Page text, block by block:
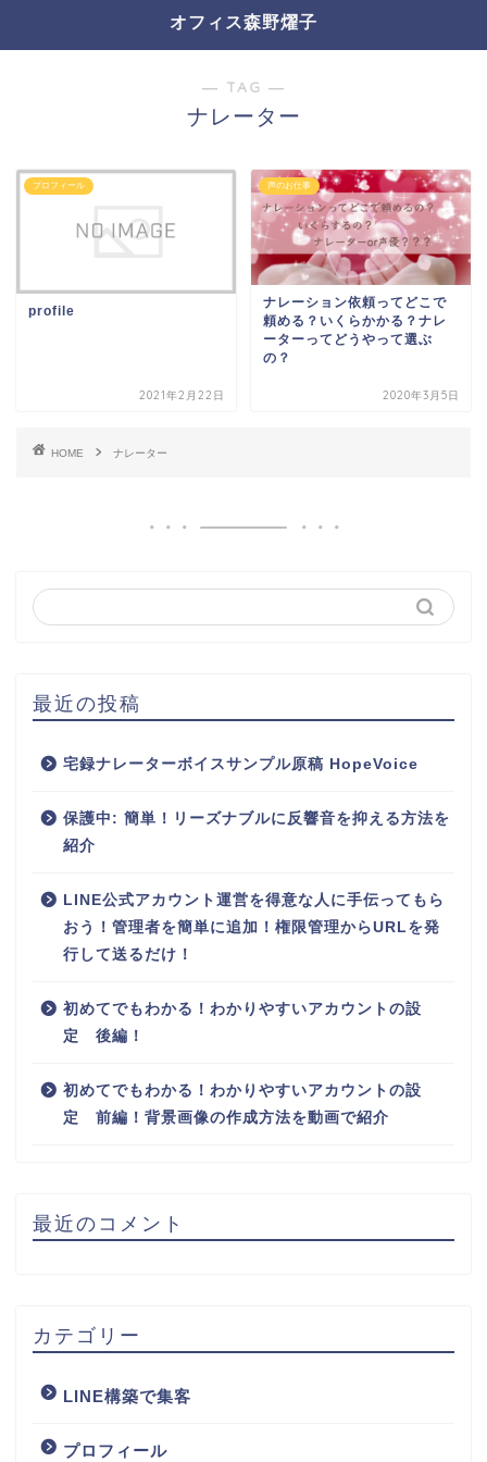
オフィス森野燿子
― TAG ―
ナレーター
プロフィール
profile
2021年2月22日
声のお仕事
ナレーション依頼ってどこで
頼める？いくらかかる？ナレ
ーターってどうやって選ぶ
の？
2020年3月5日
HOME ナレーター
最近の投稿
宅録ナレーターボイスサンプル原稿 HopeVoice
保護中: 簡単！リーズナブルに反響音を抑える方法を
紹介
LINE公式アカウント運営を得意な人に手伝ってもら
おう！管理者を簡単に追加！権限管理からURLを発
行して送るだけ！
初めてでもわかる！わかりやすいアカウントの設
定 後編！
初めてでもわかる！わかりやすいアカウントの設
定 前編！背景画像の作成方法を動画で紹介
最近のコメント
カテゴリー
LINE構築で集客
プロフィール